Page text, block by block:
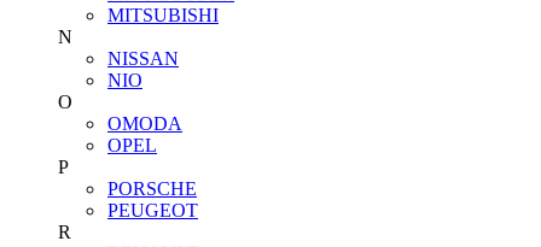
MITSUBISHI
N
NISSAN
NIO
O
OMODA
OPEL
P
PORSCHE
PEUGEOT
R